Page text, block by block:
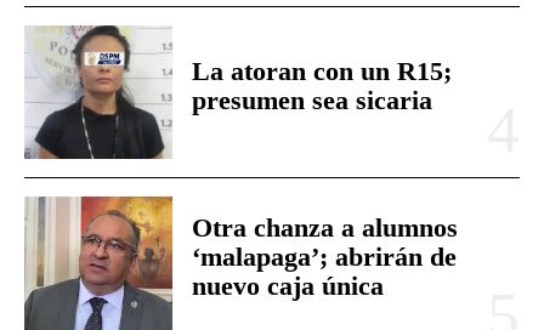
La atoran con un R15;
presumen sea sicaria
Otra chanza a alumnos
‘malapaga’; abrirán de
nuevo caja única